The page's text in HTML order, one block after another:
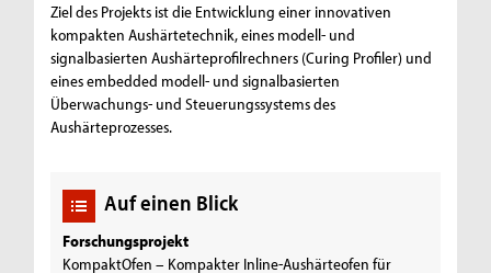
Ziel des Projekts ist die Entwicklung einer innovativen
kompakten Aushärtetechnik, eines modell- und
signalbasierten Aushärteprofilrechners (Curing Profiler) und
eines embedded modell- und signalbasierten
Überwachungs- und Steuerungssystems des
Aushärteprozesses.
Auf einen Blick
Forschungsprojekt
KompaktOfen – Kompakter Inline-Aushärteofen für